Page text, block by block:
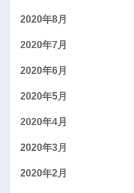
2020年8月
2020年7月
2020年6月
2020年5月
2020年4月
2020年3月
2020年2月